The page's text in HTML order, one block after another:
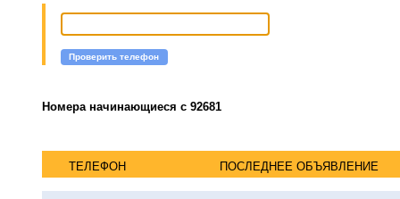
Проверить телефон
Номера начинающиеся с 92681
ТЕЛЕФОН ПОСЛЕДНЕЕ ОБЪЯВЛЕНИЕ